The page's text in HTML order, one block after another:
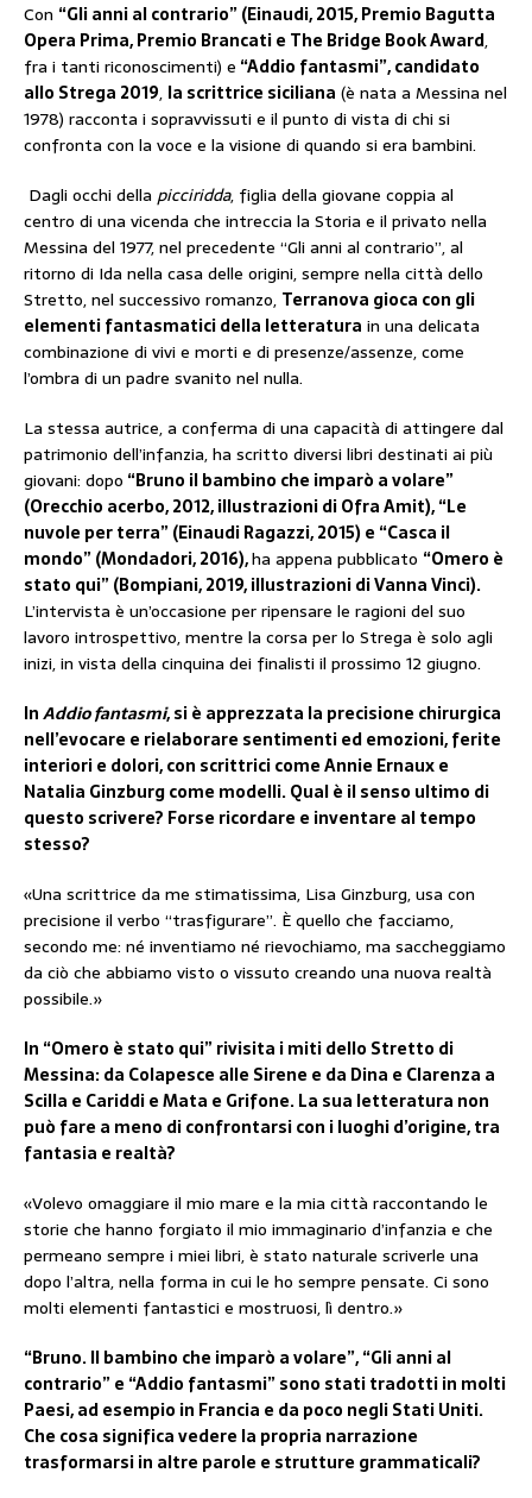
Con “Gli anni al contrario” (Einaudi, 2015, Premio Bagutta
Opera Prima, Premio Brancati e The Bridge Book Award,
fra i tanti riconoscimenti) e “Addio fantasmi”, candidato
allo Strega 2019, la scrittrice siciliana (è nata a Messina nel
1978) racconta i sopravvissuti e il punto di vista di chi si
confronta con la voce e la visione di quando si era bambini.
Dagli occhi della picciridda, figlia della giovane coppia al
centro di una vicenda che intreccia la Storia e il privato nella
Messina del 1977, nel precedente “Gli anni al contrario”, al
ritorno di Ida nella casa delle origini, sempre nella città dello
Stretto, nel successivo romanzo, Terranova gioca con gli
elementi fantasmatici della letteratura in una delicata
combinazione di vivi e morti e di presenze/assenze, come
l’ombra di un padre svanito nel nulla.
La stessa autrice, a conferma di una capacità di attingere dal
patrimonio dell’infanzia, ha scritto diversi libri destinati ai più
giovani: dopo “Bruno il bambino che imparò a volare”
(Orecchio acerbo, 2012, illustrazioni di Ofra Amit), “Le
nuvole per terra” (Einaudi Ragazzi, 2015) e “Casca il
mondo” (Mondadori, 2016),ha appena pubblicato “Omero è
stato qui” (Bompiani, 2019, illustrazioni di Vanna Vinci).
L’intervista è un’occasione per ripensare le ragioni del suo
lavoro introspettivo, mentre la corsa per lo Strega è solo agli
inizi, in vista della cinquina dei finalisti il prossimo 12 giugno.
InAddio fantasmi, si è apprezzata la precisione chirurgica
nell’evocare e rielaborare sentimenti ed emozioni, ferite
interiori e dolori, con scrittrici come Annie Ernaux e
Natalia Ginzburg come modelli. Qual è il senso ultimo di
questo scrivere? Forse ricordare e inventare al tempo
stesso?
«Una scrittrice da me stimatissima, Lisa Ginzburg, usa con
precisione il verbo “trasfigurare”. È quello che facciamo,
secondo me: né inventiamo né rievochiamo, ma saccheggiamo
da ciò che abbiamo visto o vissuto creando una nuova realtà
possibile.»
In “Omero è stato qui” rivisita i miti dello Stretto di
Messina: da Colapesce alle Sirene e da Dina e Clarenza a
Scilla e Cariddi e Mata e Grifone. La sua letteratura non
può fare a meno di confrontarsi con i luoghi d’origine, tra
fantasia e realtà?
«Volevo omaggiare il mio mare e la mia città raccontando le
storie che hanno forgiato il mio immaginario d’infanzia e che
permeano sempre i miei libri, è stato naturale scriverle una
dopo l’altra, nella forma in cui le ho sempre pensate. Ci sono
molti elementi fantastici e mostruosi, lì dentro.»
“Bruno. Il bambino che imparò a volare”, “Gli anni al
contrario” e “Addio fantasmi” sono stati tradotti in molti
Paesi, ad esempio in Francia e da poco negli Stati Uniti.
Che cosa significa vedere la propria narrazione
trasformarsi in altre parole e strutture grammaticali?